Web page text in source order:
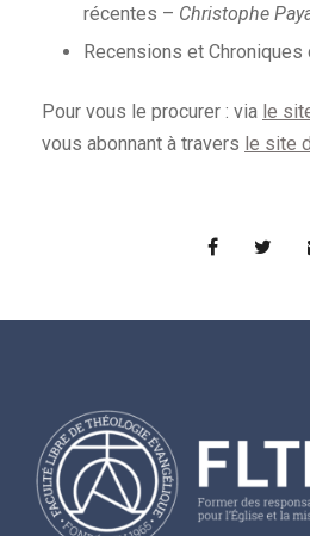
récentes – Christophe
Recensions et
Pour vous le procurer : via le
vous abonnant à travers le site